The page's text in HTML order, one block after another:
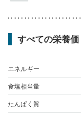
すべての栄養価
エネルギー
食塩相当量
たんぱく質